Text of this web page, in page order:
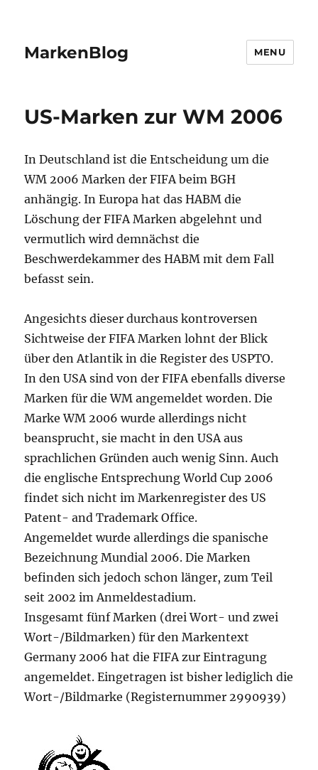
MarkenBlog MENU
US-Marken zur WM 2006
In Deutschland ist die Entscheidung um die
WM 2006 Marken der FIFA beim BGH
anhängig. In Europa hat das HABM die
Löschung der FIFA Marken abgelehnt und
vermutlich wird demnächst die
Beschwerdekammer des HABM mit dem Fall
befasst sein.
Angesichts dieser durchaus kontroversen
Sichtweise der FIFA Marken lohnt der Blick
über den Atlantik in die Register des USPTO.
In den USA sind von der FIFA ebenfalls diverse
Marken für die WM angemeldet worden. Die
Marke WM 2006 wurde allerdings nicht
beansprucht, sie macht in den USA aus
sprachlichen Gründen auch wenig Sinn. Auch
die englische Entsprechung World Cup 2006
findet sich nicht im Markenregister des US
Patent- and Trademark Office.
Angemeldet wurde allerdings die spanische
Bezeichnung Mundial 2006. Die Marken
befinden sich jedoch schon länger, zum Teil
seit 2002 im Anmeldestadium.
Insgesamt fünf Marken (drei Wort- und zwei
Wort-/Bildmarken) für den Markentext
Germany 2006 hat die FIFA zur Eintragung
angemeldet. Eingetragen ist bisher lediglich die
Wort-/Bildmarke (Registernummer 2990939)